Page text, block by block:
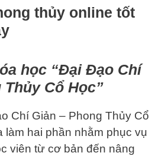
thủy online tốt
học “Đại Đạo Chí
Thủy Cổ Học”
Chí Giản – Phong Thủy Cổ
làm hai phần nhằm phục vụ
viên từ cơ bản đến nâng